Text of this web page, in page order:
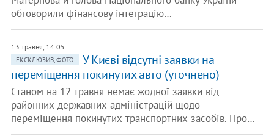
обговорили фінансову інтеграцію…
13 травня, 14:05
ЕКСКЛЮЗИВ, ФОТО
У Києві відсутні заявки на
переміщення покинутих авто (уточнено)
Станом на 12 травня немає жодної заявки від
районних державних адміністрацій щодо
переміщення покинутих транспортних засобів. Про…